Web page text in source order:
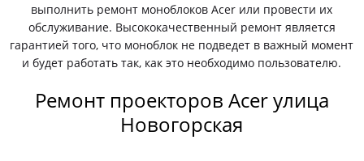
выполнить ремонт моноблоков Acer или провести их
обслуживание. Высококачественный ремонт является
гарантией того, что моноблок не подведет в важный момент
и будет работать так, как это необходимо пользователю.
Ремонт проекторов Acer улица
Новогорская